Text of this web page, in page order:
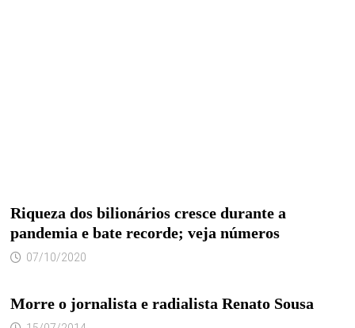
Riqueza dos bilionários cresce durante a
pandemia e bate recorde; veja números
07/10/2020
Morre o jornalista e radialista Renato Sousa